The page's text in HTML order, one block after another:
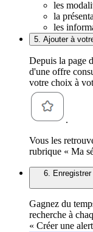
les
la
les
5. Ajouter à
Depuis la page
d'une offre
votre choix à
.
Vous les
rubrique « Ma
6.
Gagnez du
recherche à
« Créer une